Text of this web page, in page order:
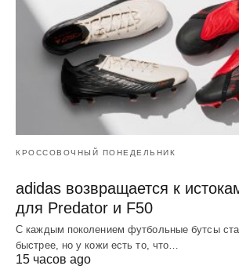
КРОССОВОЧНЫЙ ПОНЕДЕЛЬНИК
adidas возвращается к
для Predator и F50
С каждым поколением футбольные бутсы
быстрее, но у кожи есть то, что…
15 часов ago